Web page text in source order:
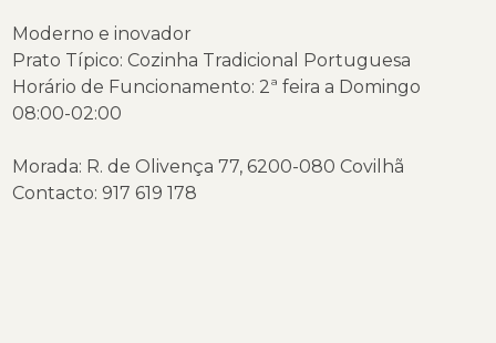
Moderno e inovador
Prato Típico: Cozinha Tradicional Portuguesa
Horário de Funcionamento: 2ª feira a Domingo
08:00-02:00
Morada: R. de Olivença 77, 6200-080 Covilhã
Contacto: 917 619 178